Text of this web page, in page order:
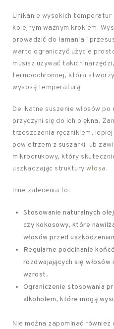
Unikanie wysokich
kolejnym ważnym krokiem.
prowadzić do łamania i
warto ograniczyć użycie
musisz używać takich
termoochronnej, która
wysoką temperaturą.
Delikatne suszenie włosów
przyczyni się do ich piękna.
trzeszczenia ręcznikiem, lepiej
powietrzem z suszarki lub
mikrodrukowy, który
uszkadzając struktury włosa.
Inne zalecenia to:
Stosowanie naturalnych
czy kokosowy, które
włosów przed
Regularne podcinanie
rozdwajających się
wzrost.
Ograniczenie stosowania
alkoholem, które mogą
Nie można zapominać